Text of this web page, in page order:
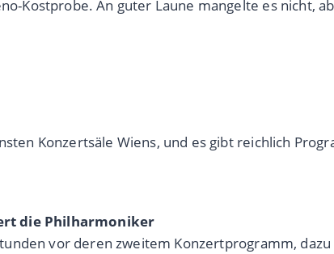
Kostprobe. An guter Laune mangelte es nicht,
Konzertsäle Wiens, und es gibt reichlich
die Philharmoniker
vor deren zweitem Konzertprogramm,